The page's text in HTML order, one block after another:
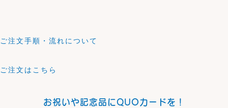
ご注文手順・流れについて
ご注文はこちら
お祝いや記念品にQUOカードを！